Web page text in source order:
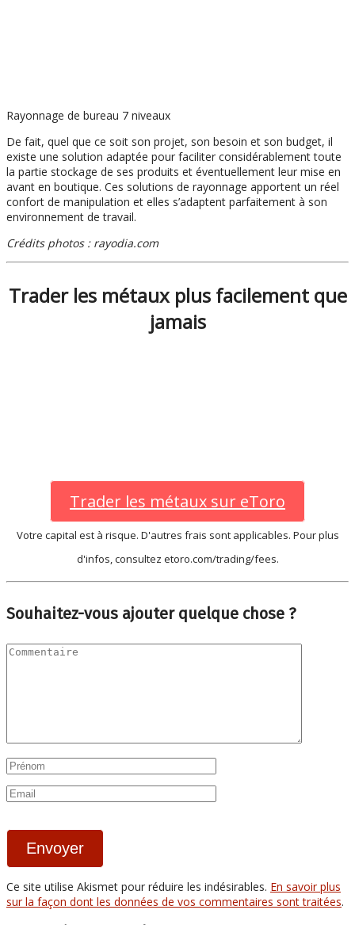
Rayonnage de bureau 7 niveaux
De fait, quel que ce soit son projet, son besoin et son budget, il
existe une solution adaptée pour faciliter considérablement toute
la partie stockage de ses produits et éventuellement leur mise en
avant en boutique. Ces solutions de rayonnage apportent un réel
confort de manipulation et elles s’adaptent parfaitement à son
environnement de travail.
Crédits photos : rayodia.com
Trader les métaux plus facilement que
jamais
Trader les métaux sur eToro
Votre capital est à risque. D'autres frais sont applicables. Pour plus
d'infos, consultez etoro.com/trading/fees.
Souhaitez-vous ajouter quelque chose ?
Ce site utilise Akismet pour réduire les indésirables. En savoir plus
sur la façon dont les données de vos commentaires sont traitées.